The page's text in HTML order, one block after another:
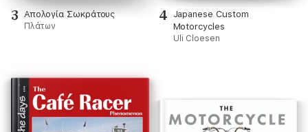
3 Απολογία Σωκράτους
Πλάτων
4
Japanese Custom
Motorcycles
Uli Cloesen